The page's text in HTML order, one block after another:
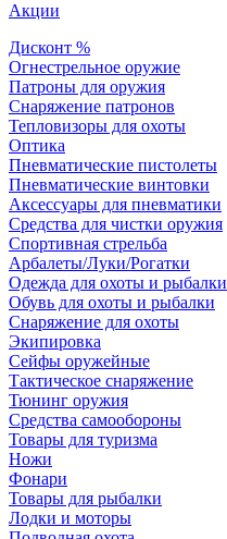
Акции
Дисконт %
Огнестрельное оружие
Патроны для оружия
Снаряжение патронов
Тепловизоры для охоты
Оптика
Пневматические пистолеты
Пневматические винтовки
Аксессуары для пневматики
Средства для чистки оружия
Спортивная стрельба
Арбалеты/Луки/Рогатки
Одежда для охоты и рыбалки
Обувь для охоты и рыбалки
Снаряжение для охоты
Экипировка
Сейфы оружейные
Тактическое снаряжение
Тюнинг оружия
Средства самообороны
Товары для туризма
Ножи
Фонари
Товары для рыбалки
Лодки и моторы